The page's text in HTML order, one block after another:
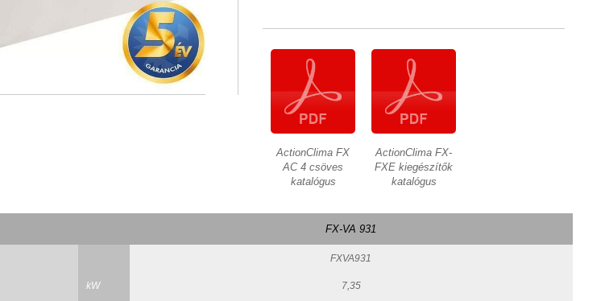
ActionClima FX
AC 4 csöves
katalógus
ActionClima FX-
FXE kiegészítők
katalógus
FX-VA 931
FXVA931
kW 7,35